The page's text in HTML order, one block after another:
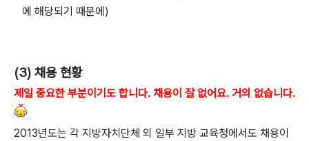
에 해당되기 때문에)
(3) 채용 현황
제일 중요한 부분이기도 합니다. 채용이 잘 없어요. 거의 없습니다.
2013년도는 각 지방자치단체 외 일부 지방 교육청에서도 채용이